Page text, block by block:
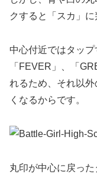
クすると「スカ」
中心付近ではタッ
「FEVER」、「
れるため、それ以
くなるからです。
丸印が中心に戻っ